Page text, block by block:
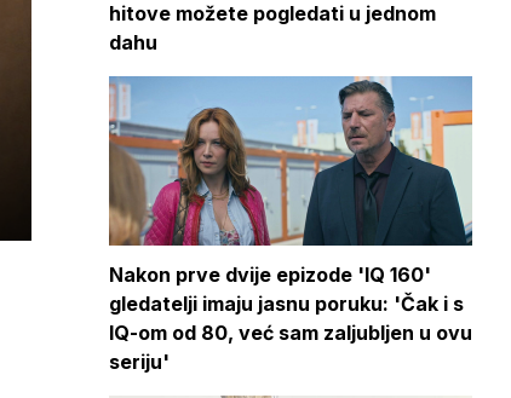
hitove možete pogledati u jednom
dahu
Nakon prve dvije epizode 'IQ 160'
gledatelji imaju jasnu poruku: 'Čak i s
IQ-om od 80, već sam zaljubljen u ovu
seriju'